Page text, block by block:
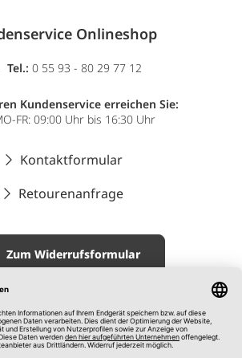
Onlineshop
Tel.: 0 55 93 - 80 29 77 12
Kundenservice erreichen Sie:
FR: 09:00 Uhr bis 16:30 Uhr
Kontaktformular
Retourenanfrage
Zum Widerrufsformular
Impressum
AGB